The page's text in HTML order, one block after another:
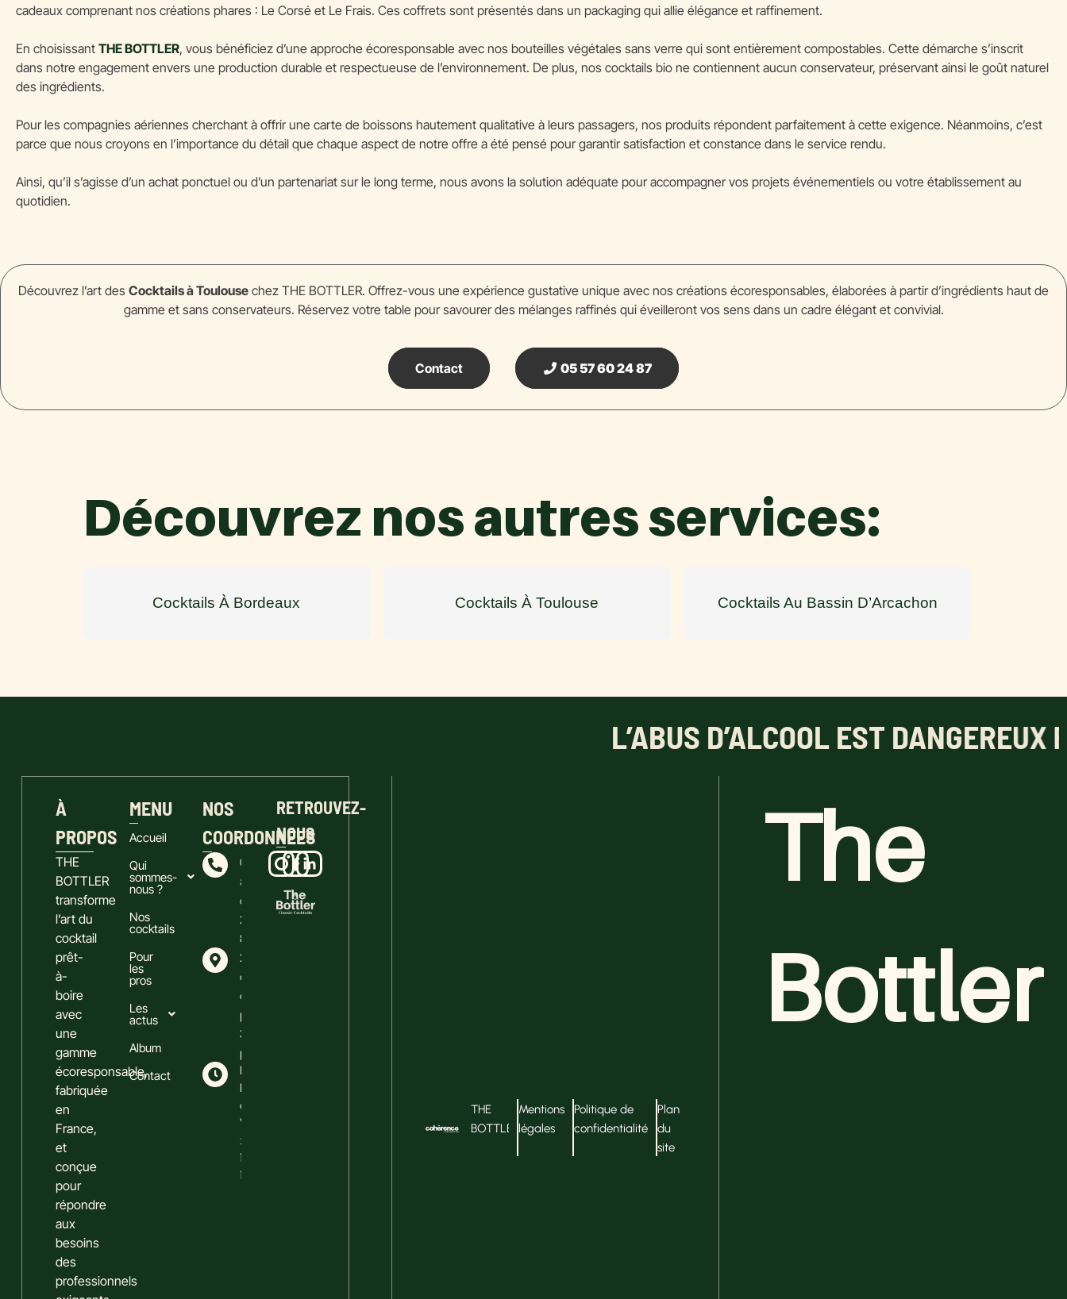
cadeaux comprenant nos créations phares : Le Corsé et Le Frais. Ces coffrets sont présentés dans un packaging qui allie élégance et raffinement.
En choisissant THE BOTTLER, vous bénéficiez d’une approche écoresponsable avec nos bouteilles végétales sans verre qui sont entièrement compostables. Cette démarche s’inscrit
dans notre engagement envers une production durable et respectueuse de l’environnement. De plus, nos cocktails bio ne contiennent aucun conservateur, préservant ainsi le goût naturel
des ingrédients.
Pour les compagnies aériennes cherchant à offrir une carte de boissons hautement qualitative à leurs passagers, nos produits répondent parfaitement à cette exigence. Néanmoins, c’est
parce que nous croyons en l’importance du détail que chaque aspect de notre offre a été pensé pour garantir satisfaction et constance dans le service rendu.
Ainsi, qu’il s’agisse d’un achat ponctuel ou d’un partenariat sur le long terme, nous avons la solution adéquate pour accompagner vos projets événementiels ou votre établissement au
quotidien.
Découvrez l’art des Cocktails à Toulouse chez THE BOTTLER. Offrez-vous une expérience gustative unique avec nos créations écoresponsables, élaborées à partir d’ingrédients haut de
gamme et sans conservateurs. Réservez votre table pour savourer des mélanges raffinés qui éveilleront vos sens dans un cadre élégant et convivial.
Contact 05 57 60 24 87
Découvrez nos autres services:
Cocktails À Bordeaux Cocktails À Toulouse Cocktails Au Bassin D’Arcachon
L’ABUS D’ALCOOL EST DANGEREUX
À
PROPOS
THE
BOTTLER
transforme
l’art du
cocktail
prêt-
à-
boire
avec
une
gamme
écoresponsable,
fabriquée
en
France,
et
conçue
pour
répondre
aux
besoins
des
professionnels
MENU
Accueil
Qui
sommes-
nous ?
Nos
cocktails
Pour
les
pros
Les
actus
Album
Contact
NOS
COORDONNÉES
05
57
60
24
87
25
avenue
du
perigord
33370
pompignac
Du
Lundi
au
Vendredi
:
10h00-
18h00
RETROUVEZ-
NOUS
THE
BOTTLER
Mentions
légales
Politique de
confidentialité
Plan
du
site
The
Bottler